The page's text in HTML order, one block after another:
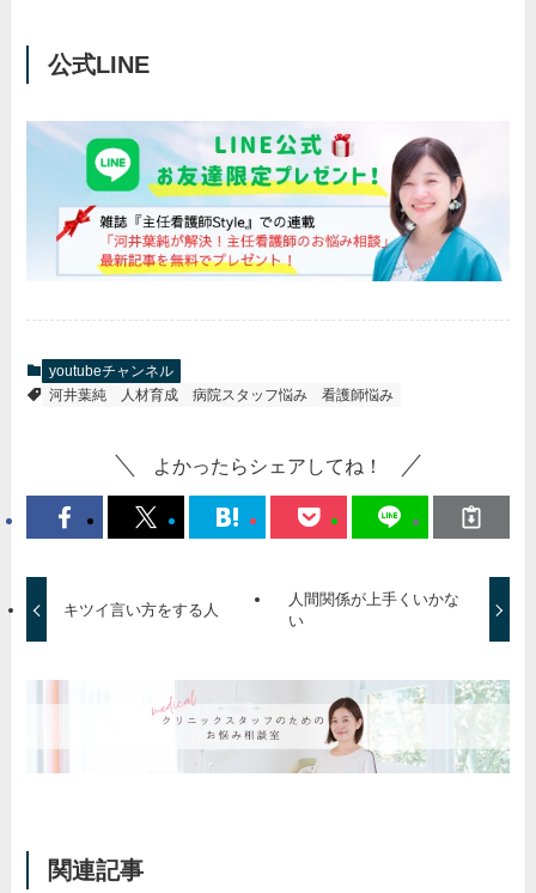
公式LINE
youtubeチャンネル
河井葉純
人材育成 病院スタッフ悩み 看護師悩み
よかったらシェアしてね！
キツイ言い方をする人
人間関係が上手くいかな
い
関連記事